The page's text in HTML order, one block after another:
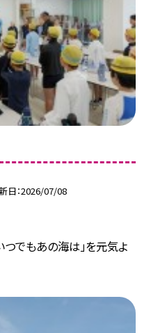
日 2026/07/08
つでもあの海は」を元気よ